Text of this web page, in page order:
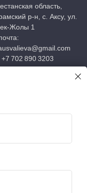
область,
р-н, с. Аксу, ул.
Жолы 1
702 890 3203
№2 в